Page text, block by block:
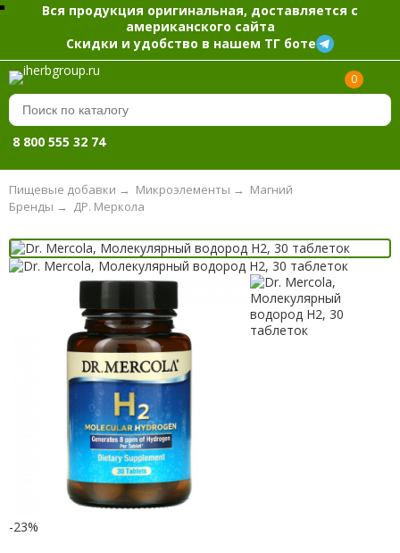
Вся продукция оригинальная, доставляется с
американского сайта
Скидки и удобство в нашем ТГ боте
0
8 800 555 32 74
Пищевые добавки → Микроэлементы → Магний
ДР. Меркола
Бренды →
-23%